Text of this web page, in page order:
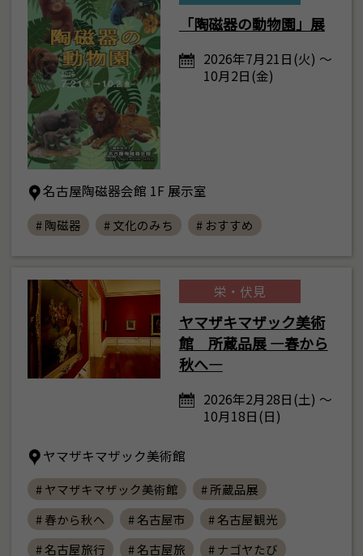
「陶磁器の動物園」展
2026年7月21日(火) ～
10月2日(金)
名古屋陶磁器会館 1F 展示室
# 陶磁器 # 文化のみち # おすすめ
栄・伏見
ヤマザキマザック美術
館 所蔵品展 ―春から
秋へ―
2026年2月28日(土) ～
10月18日(日)
ヤマザキマザック美術館
# ヤマザキマザック美術館
# 所蔵品展
# 春から秋へ
# 名古屋市
# 名古屋観光
# 名古屋旅行
# 名古屋旅
# ナゴヤたび